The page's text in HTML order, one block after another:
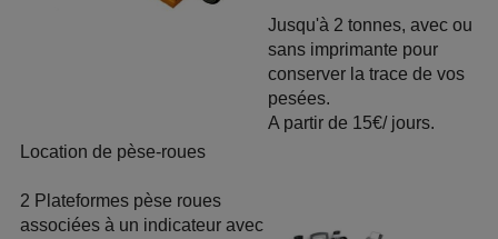
Jusqu'à 2 tonnes, avec ou
sans imprimante pour
conserver la trace de vos
pesées.
A partir de 15€/ jours.
Location de pèse-roues
2 Plateformes pèse roues
associées à un indicateur avec